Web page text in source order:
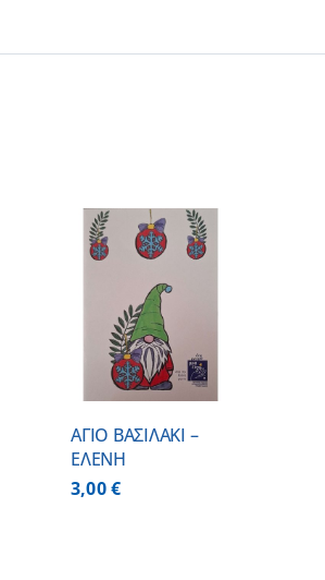
ΑΓΙΟ ΒΑΣΙΛΑΚΙ –
ΕΛΕΝΗ
3,00€